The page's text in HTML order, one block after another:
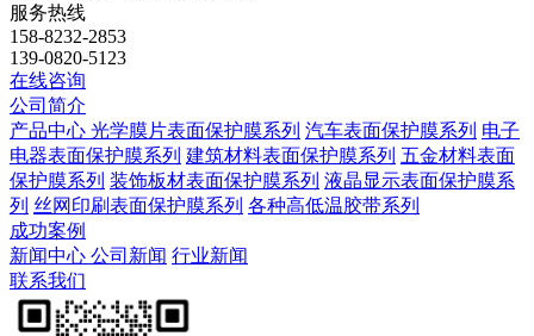
服务热线
158-8232-2853
139-0820-5123
在线咨询
公司简介
产品中心 光学膜片表面保护膜系列 汽车表面保护膜系列 电子
电器表面保护膜系列 建筑材料表面保护膜系列 五金材料表面
保护膜系列 装饰板材表面保护膜系列 液晶显示表面保护膜系
列 丝网印刷表面保护膜系列 各种高低温胶带系列
成功案例
新闻中心 公司新闻 行业新闻
联系我们